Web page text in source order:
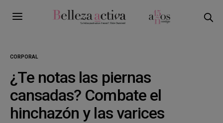
CORPORAL
¿Te notas las piernas
cansadas? Combate el
hinchazón y las varices